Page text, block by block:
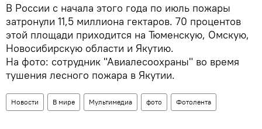
В России с начала этого года по июль пожары
затронули 11,5 миллиона гектаров. 70 процентов
этой площади приходится на Тюменскую, Омскую,
Новосибирскую области и Якутию.
На фото: сотрудник "Авиалесоохраны" во время
тушения лесного пожара в Якутии.
Новости В мире Мультимедиа фото Фотолента